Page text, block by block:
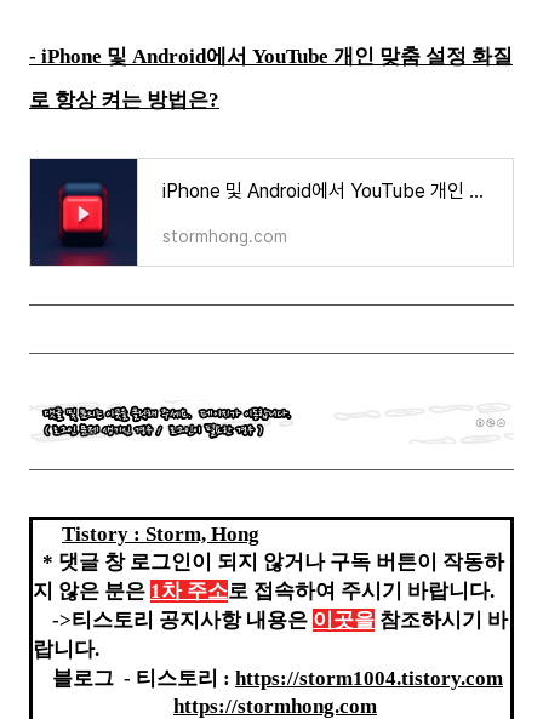
- iPhone 및 Android에서 YouTube 개인 맞춤 설정 화질
로 항상 켜는 방법은?
iPhone 및 Android에서 YouTube 개인 맞춤 설정 화질로 항상 켜는 방법은?
stormhong.com
Tistory : Storm, Hong
* 댓글 창 로그인이 되지 않거나 구독 버튼이 작동하
지 않은 분은 1차 주소로 접속하여 주시기 바랍니다.
->티스토리 공지사항 내용은 이곳을 참조하시기 바
랍니다.
블로그 - 티스토리 : https://storm1004.tistory.com
https://stormhong.com